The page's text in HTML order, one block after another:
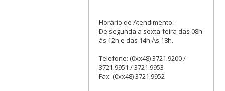
Horário de Atendimento:
De segunda a sexta-feira das 08h
às 12h e das 14h Às 18h.
Telefone: (0xx48) 3721.9200 /
3721.9951 / 3721.9953
Fax: (0xx48) 3721.9952